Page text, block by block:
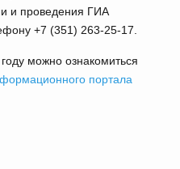
и проведения ГИА
+7 (351) 263-25-17.
можно ознакомиться
портала